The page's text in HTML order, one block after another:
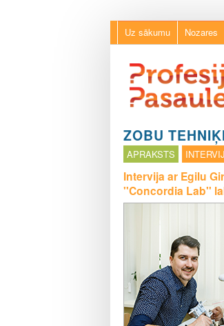
Uz sākumu Nozares
r
o
f
e
s
i
s
a
u
l
ZOBU
APRAKSTS
Intervija ar Egilu
''Concordia Lab''